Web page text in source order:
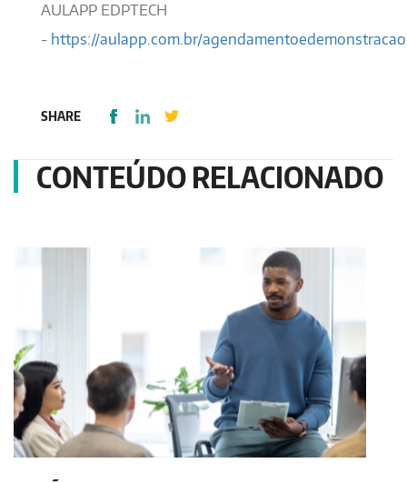
AULAPP EDPTECH
- https://aulapp.com.br/agendamentoedemonstracao
SHARE
CONTEÚDO RELACIONADO